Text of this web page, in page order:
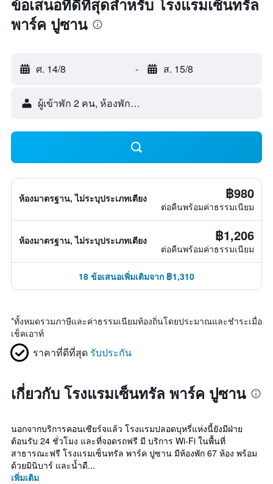
ข้อเสนอที่ดีที่สุดสำหรับ โรงแรมเซ็นทรัล
พาร์ค ปูซาน
ศ. 14/8 - ส. 15/8
ผู้เข้าพัก 2 คน, ห้องพัก 1 ห้อง
ห้องมาตรฐาน, ไม่ระบุประเภทเตียง ฿980
ต่อคืนพร้อมค่าธรรมเนียม
ห้องมาตรฐาน, ไม่ระบุประเภทเตียง ฿1,206
ต่อคืนพร้อมค่าธรรมเนียม
18 ข้อเสนอเพิ่มเติมจาก ฿1,310
*ทั้งหมดรวมภาษีและค่าธรรมเนียมท้องถิ่นโดยประมาณและชำระเมื่อ
เช็คเอาท์
ราคาที่ดีที่สุด รับประกัน
เกี่ยวกับ โรงแรมเซ็นทรัล พาร์ค ปูซาน
นอกจากบริการคอนเซียร์จแล้ว โรงแรมปลอดบุหรี่แห่งนี้ยังมีฝ่าย
ต้อนรับ 24 ชั่วโมง และที่จอดรถฟรี มี บริการ Wi-Fi ในพื้นที่
สาธารณะฟรี โรงแรมเซ็นทรัล พาร์ค ปูซาน มีห้องพัก 67 ห้อง พร้อม
ด้วยมินิบาร์ และน้ำดื...
เพิ่มเติม